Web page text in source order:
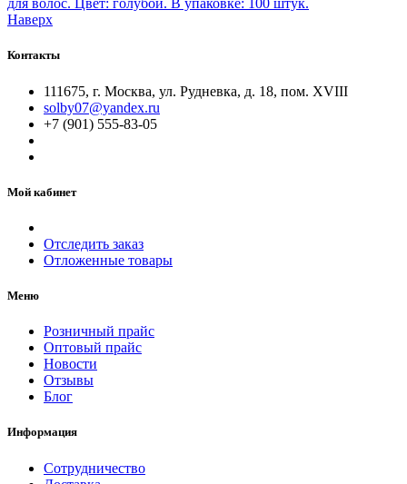
для волос. Цвет: голубой. В упаковке: 100 штук.
Наверх
Контакты
111675, г. Москва, ул. Рудневка, д. 18, пом. XVIII
solby07@yandex.ru
+7 (901) 555-83-05
Мой кабинет
Отследить заказ
Отложенные товары
Меню
Розничный прайс
Оптовый прайс
Новости
Отзывы
Блог
Информация
Сотрудничество